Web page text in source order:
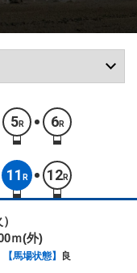
5R 6R
11 R 12R
ｍ(外)
【馬場状態】 良